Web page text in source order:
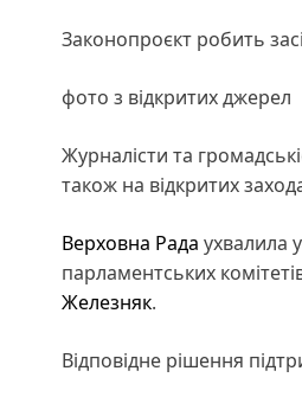
Законопроєкт робить
фото з відкритих джерел
Журналісти та
також на відкритих
Верховна Рада ухвалила
парламентських
Железняк.
Відповідне рішення